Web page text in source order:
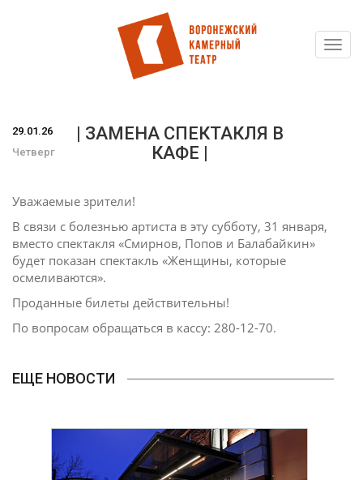
29.01.26
Четверг
| ЗАМЕНА СПЕКТАКЛЯ В
КАФЕ |
Уважаемые зрители!
В связи с болезнью артиста в эту субботу, 31 января,
вместо спектакля «Смирнов, Попов и Балабайкин»
будет показан спектакль «Женщины, которые
осмеливаются».
Проданные билеты действительны!
По вопросам обращаться в кассу: 280-12-70.
ЕЩЕ НОВОСТИ